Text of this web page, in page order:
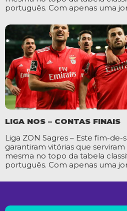
português. Com apenas uma
LIGA NOS – CONTAS FINAIS
Liga ZON Sagres – Este fim-
garantiram vitórias que
mesma no topo da tabela
português. Com apenas uma